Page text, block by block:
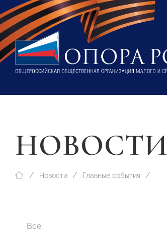
НОВОСТИ
Новости Главные события
Все